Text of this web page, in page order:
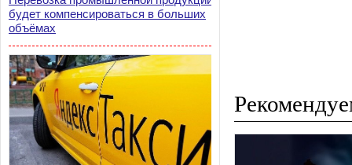
будет компенсироваться в больших
объёмах